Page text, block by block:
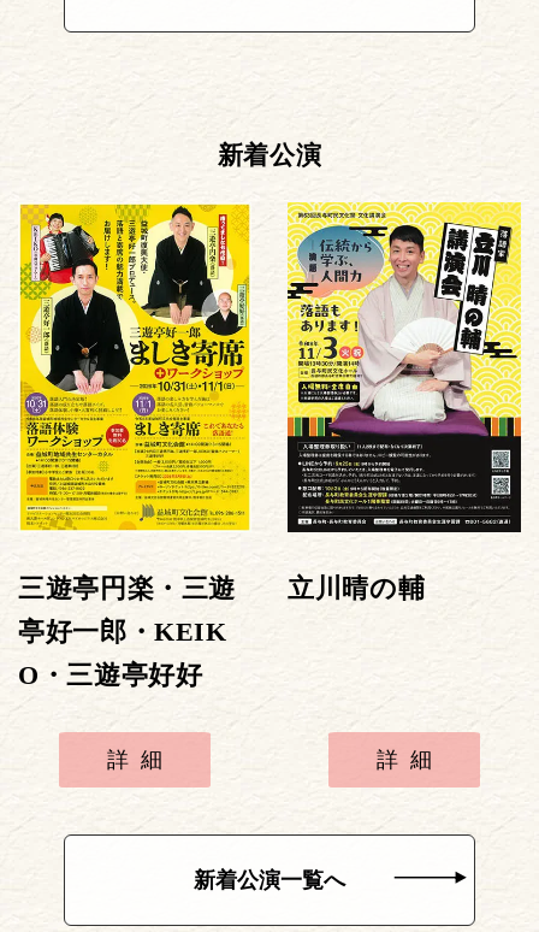
新着公演
三遊亭円楽・三遊
亭好一郎・KEIK
O・三遊亭好好
詳細
立川晴の輔
詳細
新着公演一覧へ